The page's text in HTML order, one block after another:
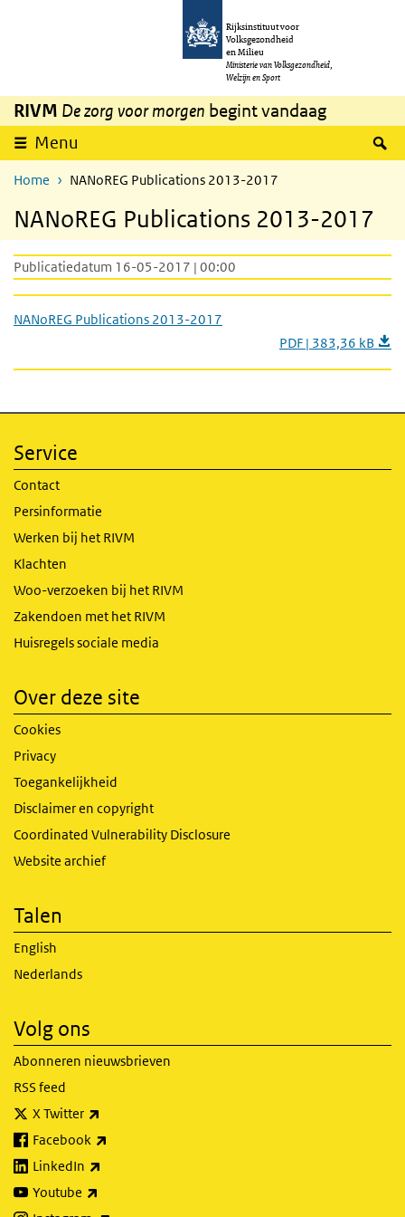
Overslaan en naar de inhoud gaan
Rijksinstituut voor
Volksgezondheid
en Milieu
Ministerie van Volksgezondheid,
Welzijn en Sport
RIVM De zorg voor morgen begint vandaag
Menu
Home NANoREG Publications 2013-2017
NANoREG Publications 2013-2017
Publicatiedatum 16-05-2017 | 00:00
NANoREG Publications 2013-2017
PDF | 383,36 kB
Service
Contact
Persinformatie
Werken bij het RIVM
Klachten
Woo-verzoeken bij het RIVM
Zakendoen met het RIVM
Huisregels sociale media
Over deze site
Cookies
Privacy
Toegankelijkheid
Disclaimer en copyright
Coordinated Vulnerability Disclosure
Website archief
Talen
English
Nederlands
Volg ons
Abonneren nieuwsbrieven
RSS feed
X Twitter
Facebook
LinkedIn
Youtube